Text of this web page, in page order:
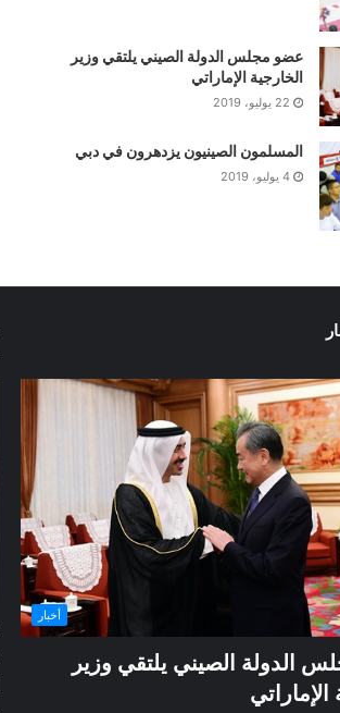
عضو مجلس الدولة الصيني يلتقي وزير
الخارجية الإماراتي
22 يوليو، 2019
المسلمون الصينيون يزدهرون في دبي
4 يوليو، 2019
أخبار
الدولة الصيني يلتقي وزير
الإماراتي